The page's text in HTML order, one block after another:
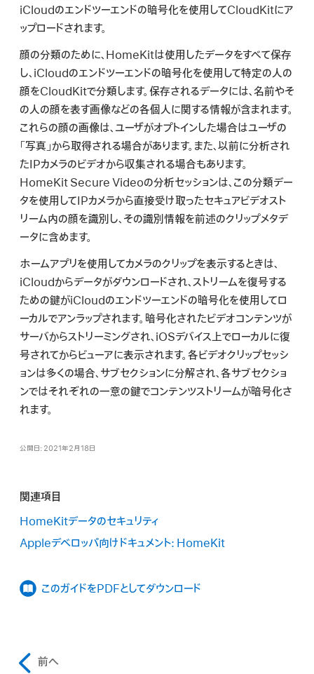
iCloudのエンドツーエンドの暗号化を使用してCloudKitにア
ップロードされます。
顔の分類のために、HomeKitは使用したデータをすべて保存
し、iCloudのエンドツーエンドの暗号化を使用して特定の人の
顔をCloudKitで分類します。保存されるデータには、名前やそ
の人の顔を表す画像などの各個人に関する情報が含まれます。
これらの顔の画像は、ユーザがオプトインした場合はユーザの
「写真」から取得される場合があります。また、以前に分析され
たIPカメラのビデオから収集される場合もあります。
HomeKit Secure Videoの分析セッションは、この分類デー
タを使用してIPカメラから直接受け取ったセキュアビデオスト
リーム内の顔を識別し、その識別情報を前述のクリップメタデ
ータに含めます。
ホームアプリを使用してカメラのクリップを表示するときは、
iCloudからデータがダウンロードされ、ストリームを復号する
ための鍵がiCloudのエンドツーエンドの暗号化を使用してロ
ーカルでアンラップされます。暗号化されたビデオコンテンツが
サーバからストリーミングされ、iOSデバイス上でローカルに復
号されてからビューアに表示されます。各ビデオクリップセッシ
ョンは多くの場合、サブセクションに分解され、各サブセクショ
ンではそれぞれの一意の鍵でコンテンツストリームが暗号化さ
れます。
公開日: 2021年2月18日
関連項目
HomeKitデータのセキュリティ
Appleデベロッパ向けドキュメント: HomeKit
このガイドをPDFとしてダウンロード
前へ